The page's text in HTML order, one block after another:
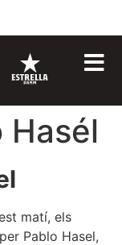
matí, els
Pablo Hasel,